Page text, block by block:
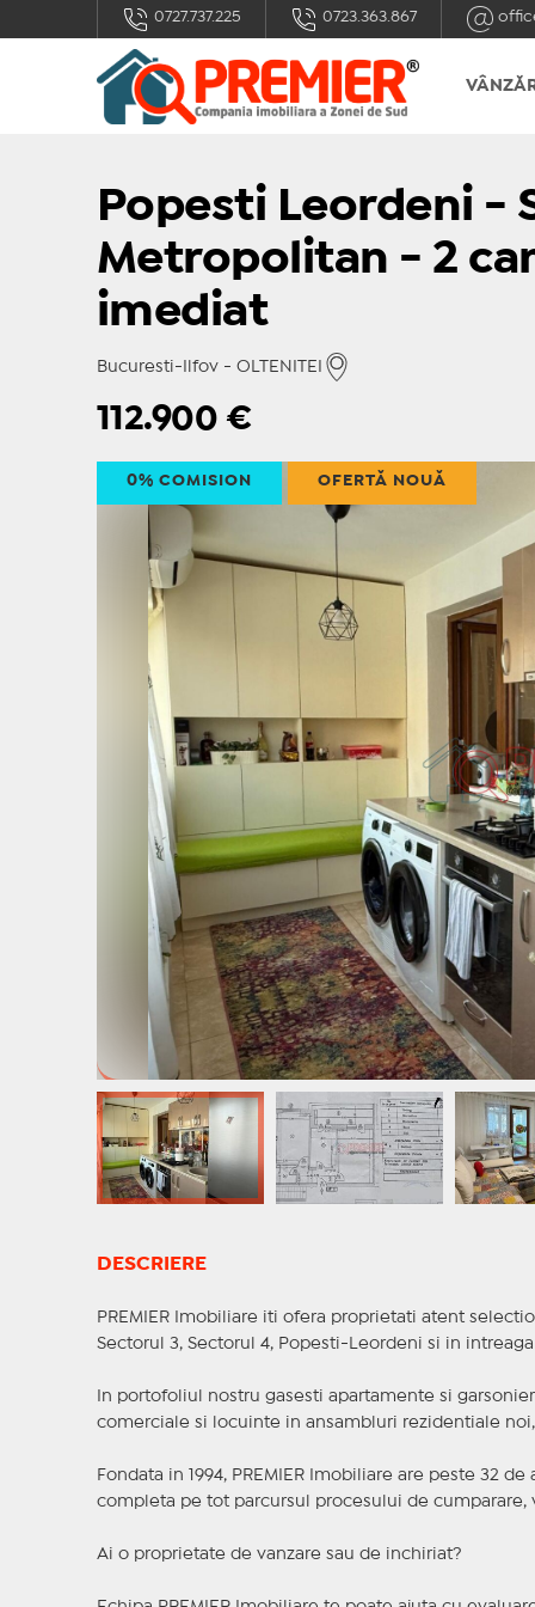
0727.737.225 0723.363.867
Popesti Leordeni -
Metropolitan - 2
imediat
Bucuresti-Ilfov - OLTENITEI
112.900 €
0% COMISION OFERTĂ NOUĂ
DESCRIERE
PREMIER Imobiliare iti ofera proprietati atent
Sectorul 3, Sectorul 4, Popesti-Leordeni si in intreaga
In portofoliul nostru gasesti apartamente si
comerciale si locuinte in ansambluri rezidentiale
Fondata in 1994, PREMIER Imobiliare are peste 32
completa pe tot parcursul procesului de cumparare,
Ai o proprietate de vanzare sau de inchiriat?